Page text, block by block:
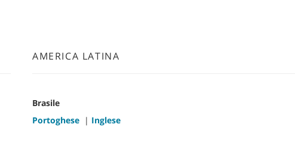
AMERICA LATINA
Brasile
Portoghese | Inglese